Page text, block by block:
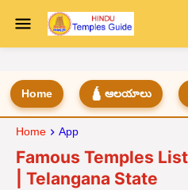
Home 🛕 ఆలయాలు
Home App
Famous Temples
| Telangana State